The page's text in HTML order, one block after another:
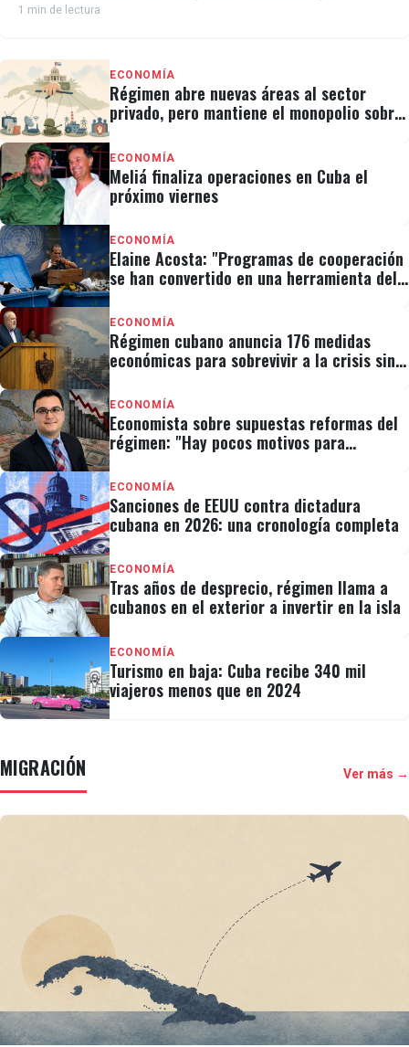
autonomía empresarial, aunque sin modificar el
sectores de la economía.
1 min de lectura
ECONOMÍA
Régimen abre nuevas áreas al sector
privado, pero mantiene el monopolio sobre
ECONOMÍA
Meliá finaliza operaciones en Cuba el
próximo viernes
ECONOMÍA
Elaine Acosta: "Programas de cooperación
se han convertido en una herramienta del
ECONOMÍA
Régimen cubano anuncia 176 medidas
económicas para sobrevivir a la crisis sin
ECONOMÍA
Economista sobre supuestas reformas del
régimen: "Hay pocos motivos para
ECONOMÍA
Sanciones de EEUU contra dictadura
cubana en 2026: una cronología completa
ECONOMÍA
Tras años de desprecio, régimen llama a
cubanos en el exterior a invertir en la isla
ECONOMÍA
Turismo en baja: Cuba recibe 340 mil
viajeros menos que en 2024
MIGRACIÓN Ver más →